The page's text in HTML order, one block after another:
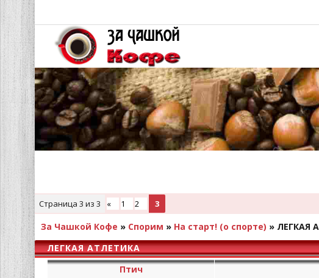
Страница 3 из 3 « 1 2 3
За Чашкой Кофе » Спорим » На старт! (о спорте) » ЛЕГКАЯ
ЛЕГКАЯ АТЛЕТИКА
Птич